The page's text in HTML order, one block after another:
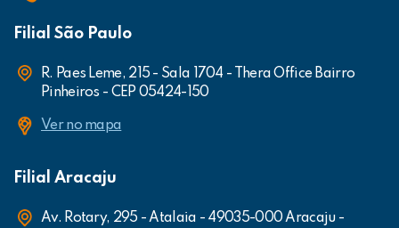
Filial São Paulo
R. Paes Leme, 215 - Sala 1704 - Thera Office Bairro
Pinheiros - CEP 05424-150
Ver no mapa
Filial Aracaju
Av. Rotary, 295 - Atalaia - 49035-000 Aracaju -